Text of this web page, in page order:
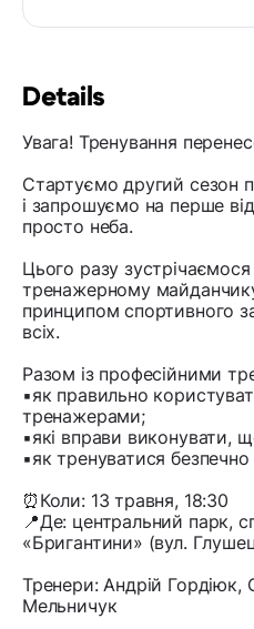
Details
Увага! Тренування
Стартуємо другий сезон
і запрошуємо на перше
просто неба.
Цього разу
тренажерному
принципом спортивного
всіх.
Разом із професійними
▪️як правильно
тренажерами;
▪️які вправи виконувати,
▪️як тренуватися
⏰Коли: 13 травня, 18:30
📍Де: центральний парк,
«Бригантини» (вул.
Тренери: Андрій Гордіюк,
Мельничук